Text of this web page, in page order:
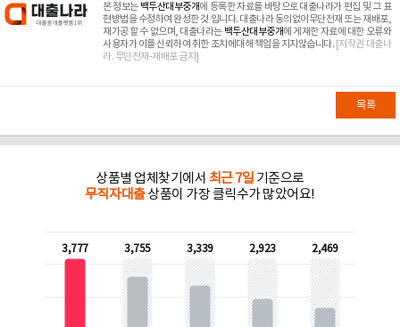
본 정보는 백두산대부중개에 등록한 자료를 바탕으로 대출나라가 편집 및 그 표
현방법을 수정하여 완성한 것 입니다. 대출나라 동의없이무단전재 또는 재배포,
재가공 할 수 없으며, 대출나라는 백두산대부중개에 게재한 자료에 대한 오류와
사용자가 이를 신뢰하여 취한 조치에대해 책임을 지지않습니다. [저작권 대출나
라. 무단전재-재배포 금지]
목록
상품별 업체찾기에서 최근 7일 기준으로
무직자대출상품이 가장 클릭수가 많았어요!
3,777 3,755 3,339 2,923 2,469